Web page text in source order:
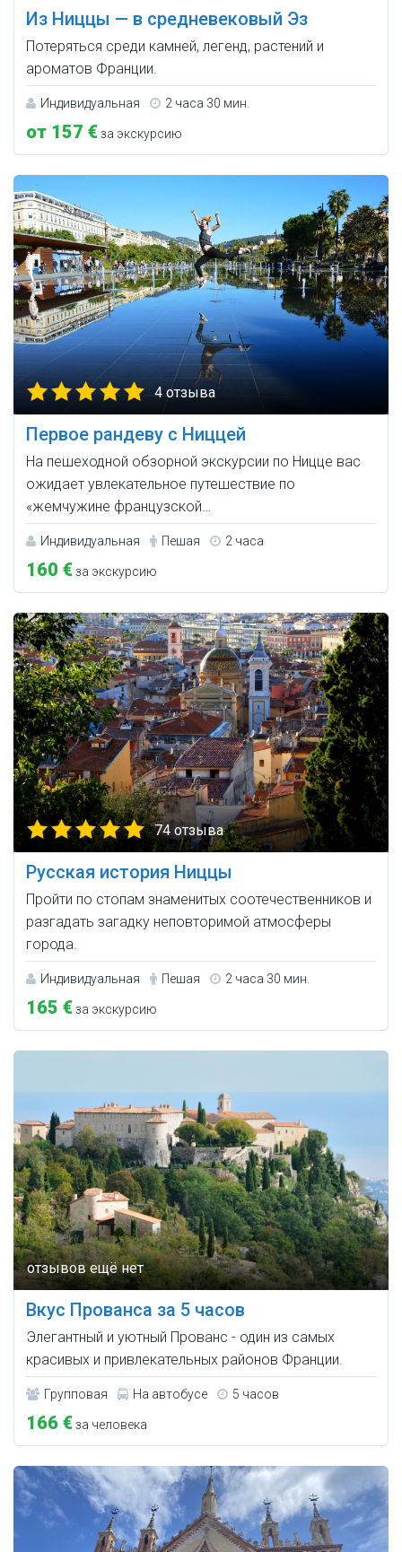
Из Ниццы — в средневековый Эз
Потеряться среди камней, легенд, растений и
ароматов Франции.
Индивидуальная 2 часа 30 мин.
от 157 €за экскурсию
4 отзыва
Первое рандеву с Ниццей
На пешеходной обзорной экскурсии по Ницце вас
ожидает увлекательное путешествие по
«‎жемчужине французской…
Индивидуальная Пешая 2 часа
160 €за экскурсию
74 отзыва
Русская история Ниццы
Пройти по стопам знаменитых соотечественников и
разгадать загадку неповторимой атмосферы
города.
Индивидуальная Пешая 2 часа 30 мин.
165 €за экскурсию
Вкус Прованса за 5 часов
Элегантный и уютный Прованс - один из самых
красивых и привлекательных районов Франции.
Групповая На автобусе 5 часов
166 €за человека